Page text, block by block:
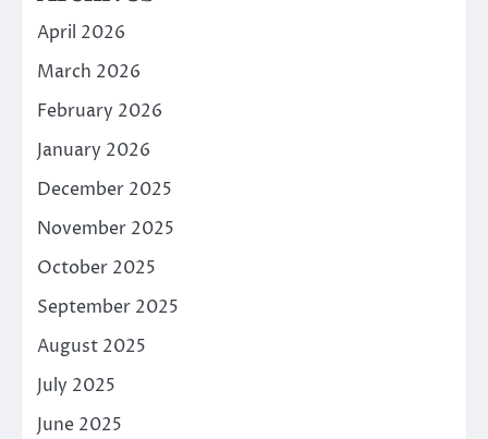
April 2026
March 2026
February 2026
January 2026
December 2025
November 2025
October 2025
September 2025
August 2025
July 2025
June 2025